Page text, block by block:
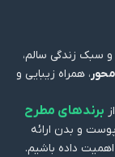
سبک زندگی سالم،
، همراه زیبایی و
برندهای مطرح
و بدن ارائه
داده باشیم.